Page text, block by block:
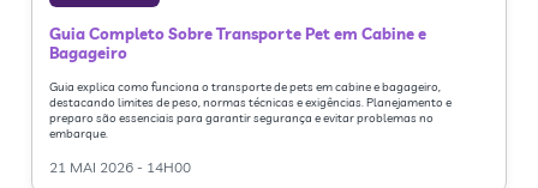
Guia Completo Sobre Transporte Pet em Cabine e
Bagageiro
Guia explica como funciona o transporte de pets em cabine e bagageiro,
destacando limites de peso, normas técnicas e exigências. Planejamento e
preparo são essenciais para garantir segurança e evitar problemas no
embarque.
21 MAI 2026 - 14H00